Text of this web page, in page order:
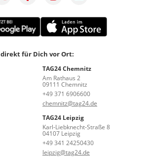
für Dich vor Ort:
TAG24 Chemnitz
Am Rathaus 2
09111 Chemnitz
+49 371 6906600
chemnitz@tag24.de
TAG24 Leipzig
Karl-Liebknecht-Straße 8
04107 Leipzig
+49 341 24250430
leipzig@tag24.de